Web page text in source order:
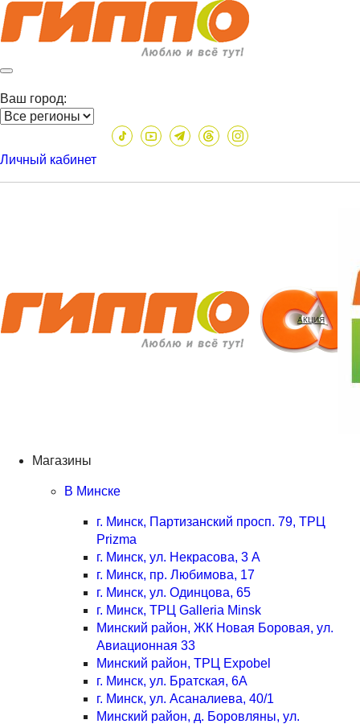
Ваш город:
Личный кабинет
АКЦИЯ
Магазины
В Минске
г. Минск, Партизанский просп. 79, ТРЦ
Prizma
г. Минск, ул. Некрасова, 3 А
г. Минск, пр. Любимова, 17
г. Минск, ул. Одинцова, 65
г. Минск, ТРЦ Galleria Minsk
Минский район, ЖК Новая Боровая, ул.
Авиационная 33
Минский район, ТРЦ Expobel
г. Минск, ул. Братская, 6А
г. Минск, ул. Асаналиева, 40/1
Минский район, д. Боровляны, ул.